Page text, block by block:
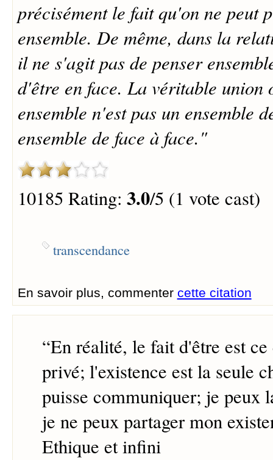
précisément le fait qu'on ne peut
ensemble. De même, dans la
il ne s'agit pas de penser
d'être en face. La véritable union
ensemble n'est pas un ensemble
ensemble de face à face."
10185 Rating: 3.0/5 (1 vote cast)
transcendance
En savoir plus, commenter cette citation
“En réalité, le fait d'être est
privé; l'existence est la seule
puisse communiquer; je peux
je ne peux partager mon
Ethique et infini